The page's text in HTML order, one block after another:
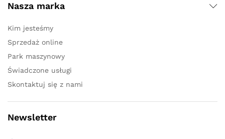
Nasza marka
Kim jesteśmy
Sprzedaż online
Park maszynowy
Świadczone usługi
Skontaktuj się z nami
Newsletter